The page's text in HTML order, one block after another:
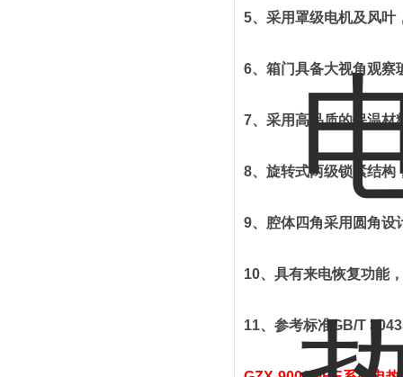
5、 采用罩级电机及风叶
6、 箱门具备大视角观察
7、 采用高品质的保温材
8、 旋转式两级锁紧结构
9、 腔体四角采用圆角设
10、 具有来电恢复功能
11、 参考标准 GB/T